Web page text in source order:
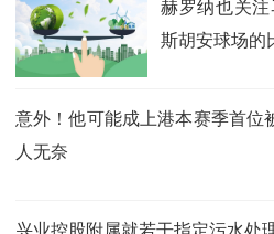
赫罗纳也关注
斯胡安球场的
意外！他可能成上港本赛季首位
人无奈
兴业控股附属就若干指定污水处